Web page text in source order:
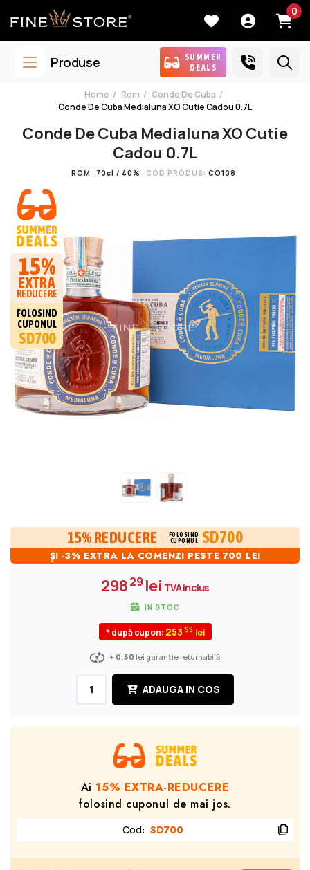
0
Produse
SUMMER
DEALS
Home Rom
Conde De Cuba
Conde De Cuba Medialuna XO Cutie Cadou 0.7L
Conde De Cuba Medialuna XO Cutie
Cadou 0.7L
ROM 70cl / 40% COD PRODUS: CO108
15%
EXTRA
REDUCERE
FOLOSIND
CUPONUL
SD700
15% REDUCERE
FOLOSIND
CUPONUL
SD700
ȘI -3% EXTRA LA COMENZI PESTE 700 LEI
29829lei TVA inclus
IN STOC
* după cupon: 253 55
+ 0,50 lei garanție returnabilă
ADAUGA IN COS
Ai 15% EXTRA-REDUCERE
folosind cuponul de mai jos.
Cod: SD700